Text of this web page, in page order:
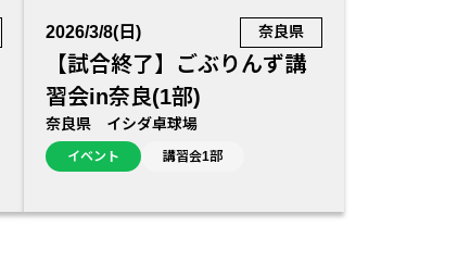
2026/3/8(日) 奈良県
【試合終了】ごぶりんず講
習会in奈良(1部)
奈良県 イシダ卓球場
イベント 講習会1部